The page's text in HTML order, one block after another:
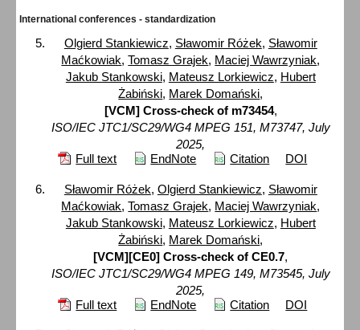
International conferences - standardization
Olgierd Stankiewicz, Sławomir Różek, Sławomir
Maćkowiak,Tomasz Grajek, Maciej Wawrzyniak,
Jakub Stankowski, Mateusz Lorkiewicz, Hubert
Żabiński, Marek Domański,
[VCM] Cross-check of m73454,
ISO/IEC JTC1/SC29/WG4 MPEG 151, M73747, July
2025,
Full text
EndNote Citation DOI
Sławomir Różek, Olgierd Stankiewicz, Sławomir
Maćkowiak,Tomasz Grajek, Maciej Wawrzyniak,
Jakub Stankowski, Mateusz Lorkiewicz, Hubert
Żabiński, Marek Domański,
[VCM][CE0] Cross-check of CE0.7,
ISO/IEC JTC1/SC29/WG4 MPEG 149, M73545, July
2025,
Full text
EndNote Citation DOI